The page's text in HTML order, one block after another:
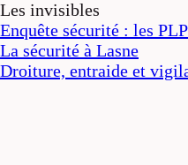
Les invisibles
Enquête sécurité : les
La sécurité à Lasne
Droiture, entraide et